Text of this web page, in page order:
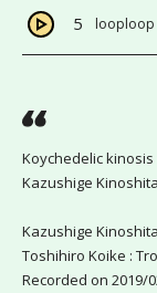
5 looploop
Koychedelic
Kazushige
Kazushige
Toshihiro Koike :
Recorded on 2019/